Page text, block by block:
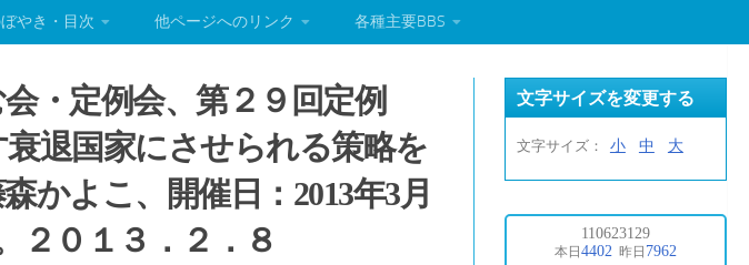
やき・目次 他ページへのリンク 各種主要BBS
・定例会、第２９回定例
退国家にさせられる策略を
かよこ、開催日：2013年3月
２０１３．２．８
文字サイズを変更する
文字サイズ： 小 中 大